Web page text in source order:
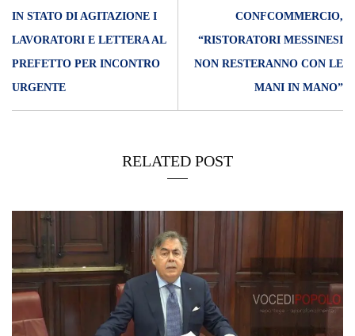
IN STATO DI AGITAZIONE I
LAVORATORI E LETTERA AL
PREFETTO PER INCONTRO
URGENTE
CONFCOMMERCIO,
“RISTORATORI MESSINESI
NON RESTERANNO CON LE
MANI IN MANO”
RELATED POST